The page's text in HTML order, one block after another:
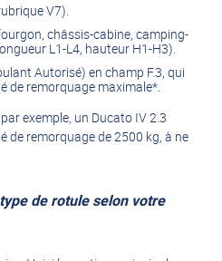
V7).
châssis-cabine, camping-
L1-L4, hauteur H1-H3).
Autorisé) en champ F.3, qui
de remorquage maximale*.
exemple, un Ducato IV 2.3
de remorquage de 2500 kg, à ne
de rotule selon votre